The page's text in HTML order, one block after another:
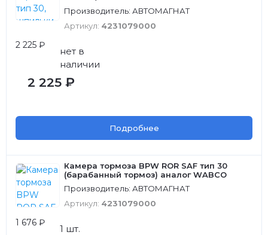
Производитель: АВТОМАГНАТ
Артикул: 4231079000
2 225 ₽
нет в
наличии
2 225 ₽
Подробнее
Камера тормоза BPW ROR SAF тип 30
(барабанный тормоз) аналог WABCO
Производитель: АВТОМАГНАТ
Артикул: 4231079000
1 676 ₽
1 шт.